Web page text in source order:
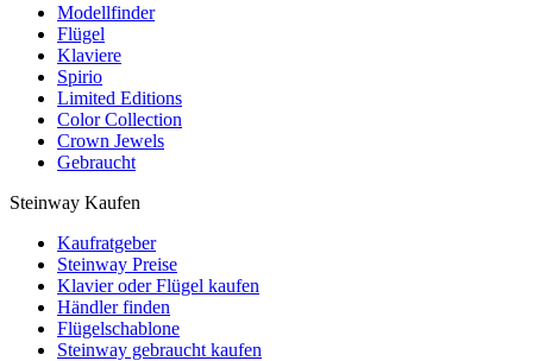
Modellfinder
Flügel
Klaviere
Spirio
Limited Editions
Color Collection
Crown Jewels
Gebraucht
Steinway Kaufen
Kaufratgeber
Steinway Preise
Klavier oder Flügel kaufen
Händler finden
Flügelschablone
Steinway gebraucht kaufen